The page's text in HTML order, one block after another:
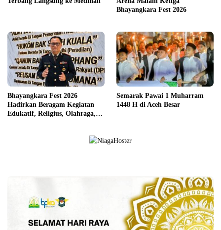
Bhayangkara Fest 2026
Bhayangkara Fest 2026
Hadirkan Beragam Kegiatan
Edukatif, Religius, Olahraga,
Semarak Pawai 1 Muharram
1448 H di Aceh Besar